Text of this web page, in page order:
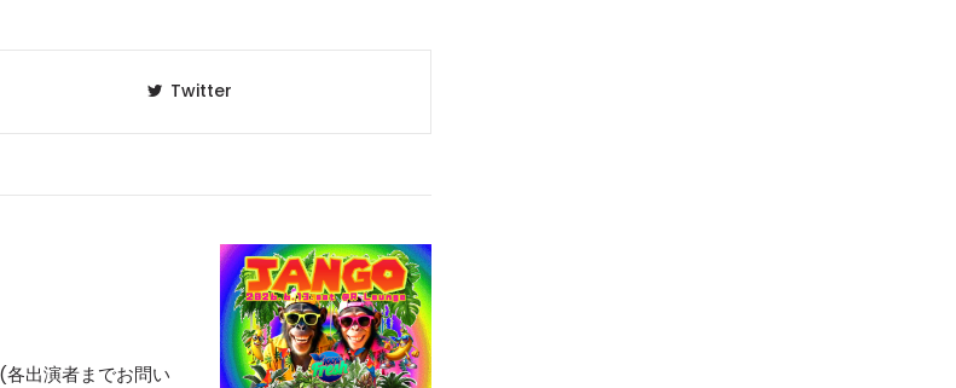
Twitter
出演者までお問い